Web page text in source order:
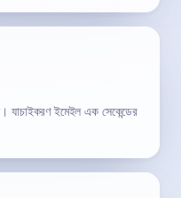
যাচাইকরণ ইমেইল এক সেকেন্ডের